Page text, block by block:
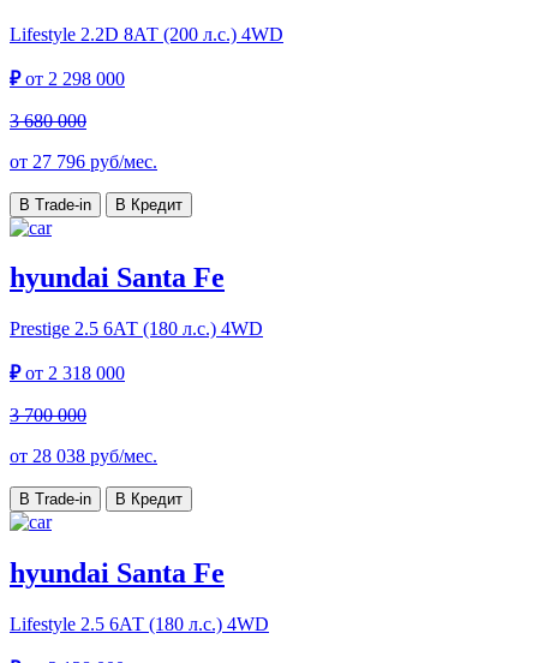
Lifestyle 2.2D 8АТ (200 л.с.) 4WD
₽от 2 298 000
3 680 000
от 27 796 руб/мес.
В Trade-in В Кредит
hyundai Santa Fe
Prestige 2.5 6АТ (180 л.с.) 4WD
₽от 2 318 000
3 700 000
от 28 038 руб/мес.
В Trade-in В Кредит
hyundai Santa Fe
Lifestyle 2.5 6АТ (180 л.с.) 4WD